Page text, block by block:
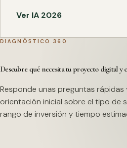
Ver IA 2026
DIAGNÓSTICO 360
Descubre qué necesita tu proyecto digital y
Responde unas preguntas rápidas
orientación inicial sobre el tipo de
rango de inversión y tiempo